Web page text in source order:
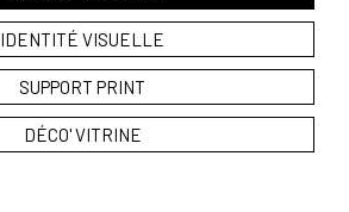
IDENTITÉ VISUELLE
SUPPORT PRINT
DÉCO' VITRINE